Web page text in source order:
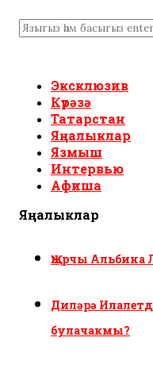
Эксклюзив
Күрәзә
Татарстан
Яңалыклар
Язмыш
Интервью
Афиша
Яңалыклар
Җырчы Альбина
Диләрә
булачакмы?